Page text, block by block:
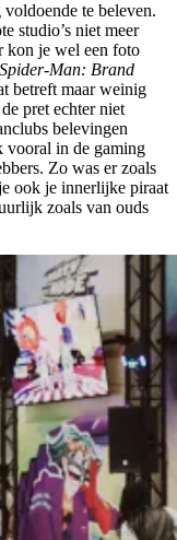
te beleven.
studio’s niet meer
kon je wel een foto
Spider-Man: Brand
betreft maar weinig
pret echter niet
belevingen
vooral in de gaming
Zo was er zoals
ook je innerlijke piraat
zoals van ouds